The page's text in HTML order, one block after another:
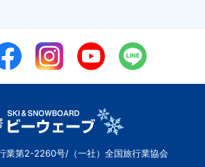
業第2-2260号/（一社）全国旅行業協会